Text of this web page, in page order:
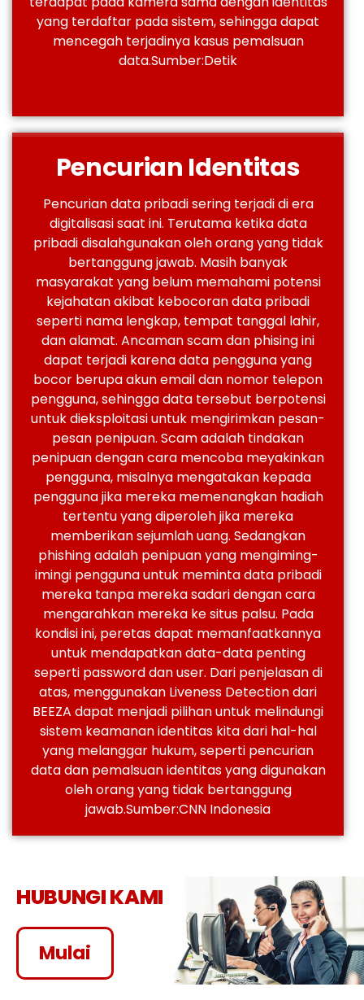
yang terdaftar pada sistem, sehingga dapat
mencegah terjadinya kasus pemalsuan
data.Sumber:Detik
Pencurian Identitas
Pencurian data pribadi sering terjadi di era
digitalisasi saat ini. Terutama ketika data
pribadi disalahgunakan oleh orang yang tidak
bertanggung jawab. Masih banyak
masyarakat yang belum memahami potensi
kejahatan akibat kebocoran data pribadi
seperti nama lengkap, tempat tanggal lahir,
dan alamat. Ancaman scam dan phising ini
dapat terjadi karena data pengguna yang
bocor berupa akun email dan nomor telepon
pengguna, sehingga data tersebut berpotensi
untuk dieksploitasi untuk mengirimkan pesan-
pesan penipuan. Scam adalah tindakan
penipuan dengan cara mencoba meyakinkan
pengguna, misalnya mengatakan kepada
pengguna jika mereka memenangkan hadiah
tertentu yang diperoleh jika mereka
memberikan sejumlah uang. Sedangkan
phishing adalah penipuan yang mengiming-
imingi pengguna untuk meminta data pribadi
mereka tanpa mereka sadari dengan cara
mengarahkan mereka ke situs palsu. Pada
kondisi ini, peretas dapat memanfaatkannya
untuk mendapatkan data-data penting
seperti password dan user. Dari penjelasan di
atas, menggunakan Liveness Detection dari
BEEZA dapat menjadi pilihan untuk melindungi
sistem keamanan identitas kita dari hal-hal
yang melanggar hukum, seperti pencurian
data dan pemalsuan identitas yang digunakan
oleh orang yang tidak bertanggung
jawab.Sumber:CNN Indonesia
HUBUNGI KAMI
Mulai